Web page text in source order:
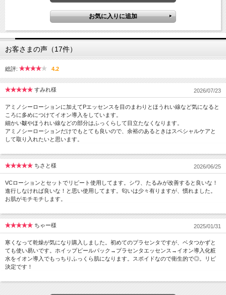
お客さまの声（17件）
総評: 4.2
すみれ様 2026/07/23
アミノシーローションに加えてPエッセンスを目のまわりとほうれい線など気になると
ころに多めにつけてイオン導入をしています。
細かい皺やほうれい線などの部分はふっくらして目立たなくなります。
アミノシーローションだけでもとても良いので、余裕のあるときはスペシャルケアと
して取り入れたいと思います。
ちさと様 2026/06/25
VCローションとセットでリピート使用してます。シワ、たるみが改善すると良いな！
進行しなければ良いな！と思い使用してます。匂いは少々有りますが、慣れました。
お肌がモチモチします。
ちゃー様 2025/01/31
寒くなって乾燥が気になり購入しました。初めてのプラセンタですが、ベタつかずと
ても使い易いです。ホイップピールパック→プラセンタエッセンス→イオン導入化粧
水をイオン導入でもっちりふっくら肌になります。スポイドなので衛生的で◎。リピ
決定です！